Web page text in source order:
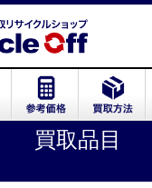
買取品目